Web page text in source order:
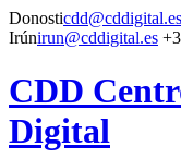
Donosticdd@cddigital.es
Irúnirun@cddigital.es
CDD
Digital